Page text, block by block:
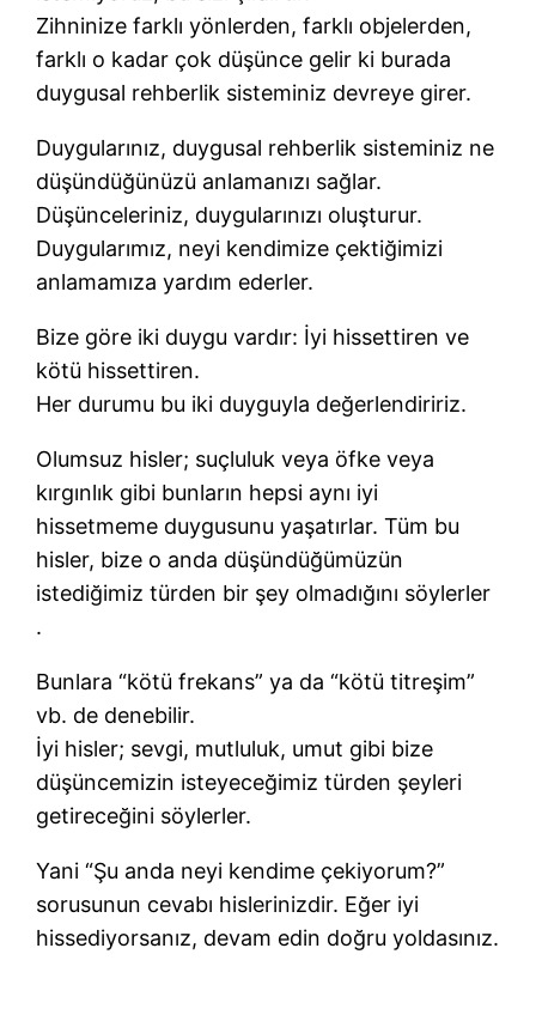
Zihninize farklı yönlerden, farklı objelerden,
farklı o kadar çok düşünce gelir ki burada
duygusal rehberlik sisteminiz devreye girer.
Duygularınız, duygusal rehberlik sisteminiz ne
düşündüğünüzü anlamanızı sağlar.
Düşünceleriniz, duygularınızı oluşturur.
Duygularımız, neyi kendimize çektiğimizi
anlamamıza yardım ederler.
Bize göre iki duygu vardır: İyi hissettiren ve
kötü hissettiren.
Her durumu bu iki duyguyla değerlendiririz.
Olumsuz hisler; suçluluk veya öfke veya
kırgınlık gibi bunların hepsi aynı iyi
hissetmeme duygusunu yaşatırlar. Tüm bu
hisler, bize o anda düşündüğümüzün
istediğimiz türden bir şey olmadığını söylerler
.
Bunlara “kötü frekans” ya da “kötü titreşim”
vb. de denebilir.
İyi hisler; sevgi, mutluluk, umut gibi bize
düşüncemizin isteyeceğimiz türden şeyleri
getireceğini söylerler.
Yani “Şu anda neyi kendime çekiyorum?”
sorusunun cevabı hislerinizdir. Eğer iyi
hissediyorsanız, devam edin doğru yoldasınız.